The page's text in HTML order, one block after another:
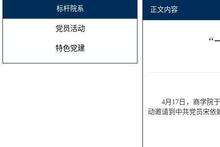
标杆院系
党员活动
特色党建
正文内容
“
4月17日，商学院
动邀请到中共党员宋依